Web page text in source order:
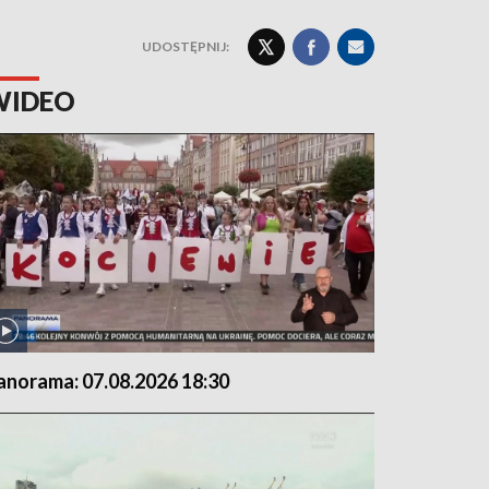
UDOSTĘPNIJ:
07.08.2026 18:30